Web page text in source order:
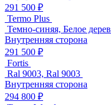
291 500 ₽
Termo Plus
Темно-синяя, Белое
Внутренняя сторона
291 500 ₽
Fortis
Ral 9003, Ral 9003
Внутренняя сторона
294 800 ₽